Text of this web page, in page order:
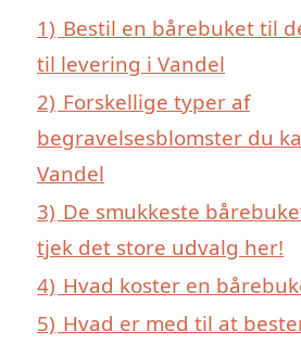
1) Bestil en bårebuket til
til levering i Vandel
2) Forskellige typer af
begravelsesblomster du
Vandel
3) De smukkeste
tjek det store udvalg her!
4) Hvad koster en
5) Hvad er med til at